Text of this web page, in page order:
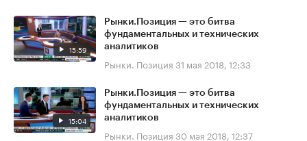
15:59
Рынки.Позиция — это битва
фундаментальных и технических
аналитиков
Рынки. Позиция 31 мая 2018, 12:33
15:04
Рынки.Позиция — это битва
фундаментальных и технических
аналитиков
Рынки. Позиция 30 мая 2018, 12:37